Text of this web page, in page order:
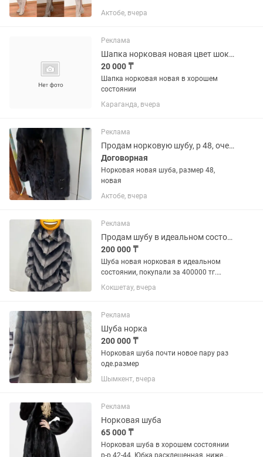
Актобе, вчера
Реклама
Шапка норковая новая цвет шоколадный
20 000 ₸
Шапка норковая новая в хорошем
состоянии
Караганда, вчера
Реклама
Продам норковую шубу, р 48, очень дешево
Договорная
Норковая новая шуба, размер 48,
новая
Актобе, вчера
Реклама
Продам шубу в идеальном состоянии
200 000 ₸
Шуба новая норковая в идеальном
состоянии, покупали за 400000 тг.
Летняя скидка 50%
Кокшетау, вчера
Реклама
Шуба норка
200 000 ₸
Норковая шуба почти новое пару раз
оде.размер
Шымкент, вчера
Реклама
Норковая шуба
65 000 ₸
Норковая шуба в хорошем состоянии
р-р 42-44. Юбка расклешенная, ниже